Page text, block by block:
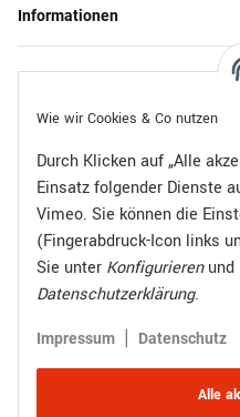
Alle
Wie wir Cookies & Co nutzen
Durch Klicken auf „Alle
Einsatz folgender Dienste
Vimeo. Sie können die
(Fingerabdruck-Icon links
Sie unter Konfigurierenund
Datenschutzerklärung.
Impressum Datenschutz
Informationen
Gesetzliche Informationen
Bezahlen Sie bequem per:
Zugestellt durch: